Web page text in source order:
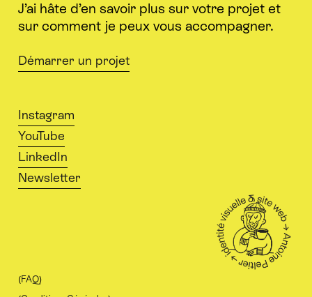
J’ai hâte d’en savoir plus sur votre projet et
sur comment je peux vous accompagner.
Démarrer un projet
Instagram
YouTube
LinkedIn
Newsletter
(FAQ)